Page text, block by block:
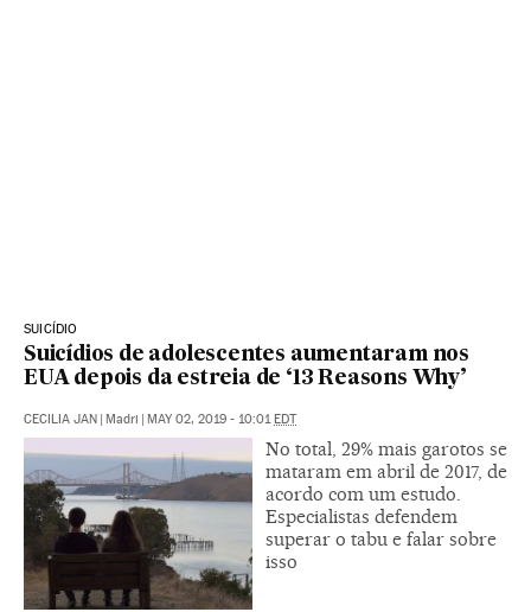
SUICÍDIO
Suicídios de adolescentes aumentaram nos
EUA depois da estreia de ‘13 Reasons Why’
CECILIA JAN | Madri | MAY 02, 2019 - 10:01EDT
No total, 29% mais garotos se
mataram em abril de 2017, de
acordo com um estudo.
Especialistas defendem
superar o tabu e falar sobre
isso